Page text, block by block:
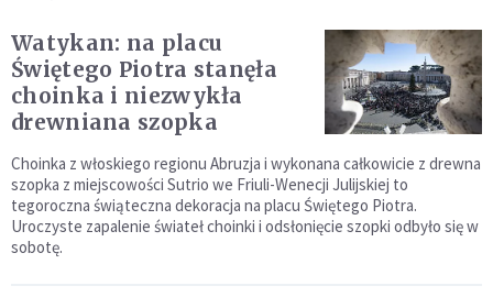
Watykan: na placu
Świętego Piotra stanęła
choinka i niezwykła
drewniana szopka
Choinka z włoskiego regionu Abruzja i wykonana całkowicie z drewna
szopka z miejscowości Sutrio we Friuli-Wenecji Julijskiej to
tegoroczna świąteczna dekoracja na placu Świętego Piotra.
Uroczyste zapalenie świateł choinki i odsłonięcie szopki odbyło się w
sobotę.